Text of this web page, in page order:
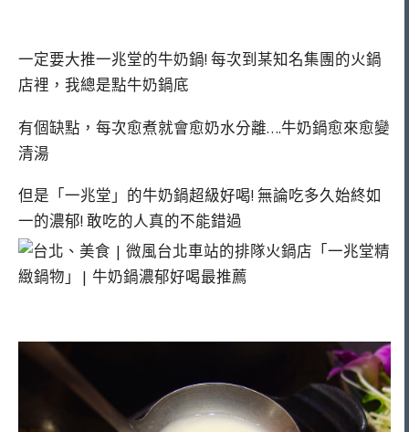
一定要大推一兆堂的牛奶鍋! 每次到某知名集團的火鍋
店裡，我總是點牛奶鍋底
有個缺點，每次愈煮就會愈奶水分離….牛奶鍋愈來愈變
清湯
但是「一兆堂」的牛奶鍋超級好喝! 無論吃多久始終如
一的濃郁! 敢吃的人真的不能錯過